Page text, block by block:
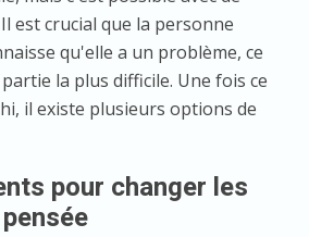
est crucial que la personne
qu'elle a un problème, ce
la plus difficile. Une fois ce
il existe plusieurs options de
pour changer les